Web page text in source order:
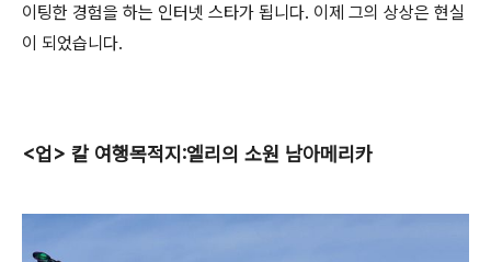
이팅한 경험을 하는 인터넷 스타가 됩니다. 이제 그의 상상은 현실
이 되었습니다.
<업> 칼 여행목적지:엘리의 소원 남아메리카